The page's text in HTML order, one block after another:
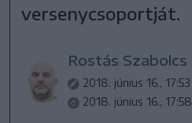
versenycsoportját.
Rostás Szabolcs
2018. június 16., 17:53
2018. június 16., 17:58